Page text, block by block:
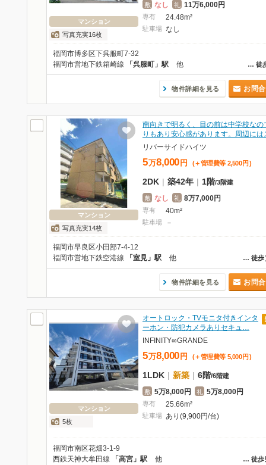
マンション
写真充実16枚
敷 なし 礼 11万6,000円
専有 24.48m²
駐車場 なし
福岡市博多区下呉服町7-32
… 徒
福岡市営地下鉄箱崎線 「呉服町」駅 他
物件詳細を見る お問
マンション
写真充実14枚
南向きで明るく、目の前は中学校なの
りもあり安心感があります。周辺に
リバーサイドハイツ
5万8,000 円 (＋管理費等 2,500 円 )
2DK | 築42年 | 1階/3階建
敷 なし 礼 8万7,000円
専有 40m²
駐車場 －
福岡市早良区小田部7-4-12
… 徒歩
福岡市営地下鉄空港線 「室見」駅 他
物件詳細を見る お問
マンション
5枚
オートロック・TVモニタ付きインタ
ーホン・防犯カメラありセキュ…
INFINITY∞GRANDE
5万8,000 円 (＋管理費等 5,000 円 )
1LDK | 新築 | 6階/6階建
敷 5万8,000円 礼 5万8,000円
専有 25.66m²
駐車場 あり(9,900円/台)
福岡市南区花畑3-1-9
… 徒歩
西鉄天神大牟田線 「高宮」駅 他